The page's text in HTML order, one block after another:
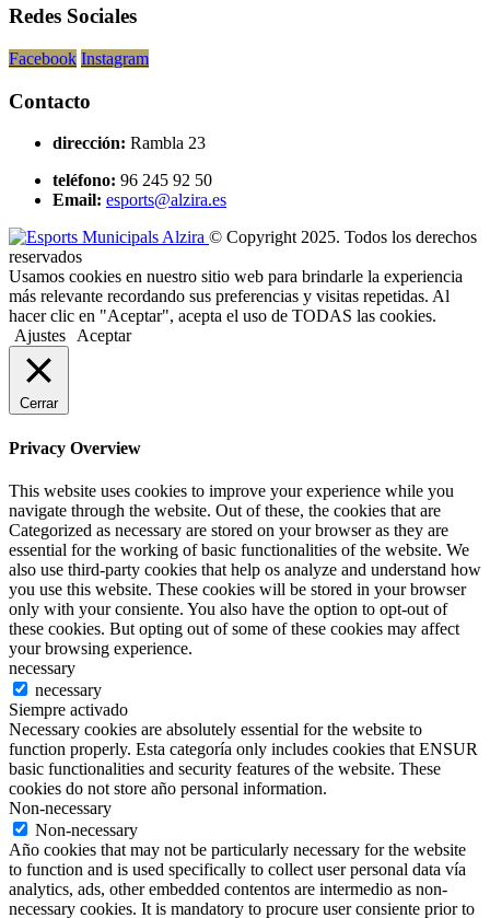
Redes Sociales
Facebook Instagram
Contacto
dirección: Rambla 23
teléfono: 96 245 92 50
Email: esports@alzira.es
© Copyright 2025. Todos los derechos
reservados
Usamos cookies en nuestro sitio web para brindarle la experiencia
más relevante recordando sus preferencias y visitas repetidas. Al
hacer clic en "Aceptar", acepta el uso de TODAS las cookies.
Ajustes
Aceptar
Cerrar
Privacy Overview
This website uses cookies to improve your experience while you
navigate through the website. Out of these, the cookies that are
Categorized as necessary are stored on your browser as they are
essential for the working of basic functionalities of the website. We
also use third-party cookies that help os analyze and understand how
you use this website. These cookies will be stored in your browser
only with your consiente. You also have the option to opt-out of
these cookies. But opting out of some of these cookies may affect
your browsing experience.
necessary
necessary
Siempre activado
Necessary cookies are absolutely essential for the website to
function properly. Esta categoría only includes cookies that ENSUR
basic functionalities and security features of the website. These
cookies do not store año personal information.
Non-necessary
Non-necessary
Año cookies that may not be particularly necessary for the website
to function and is used specifically to collect user personal data vía
analytics, ads, other embedded contentos are intermedio as non-
necessary cookies. It is mandatory to procure user consiente prior to